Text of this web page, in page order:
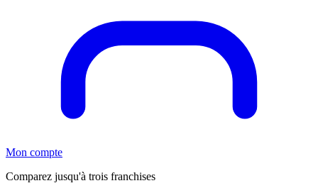
Mon compte
Comparez jusqu'à trois franchises